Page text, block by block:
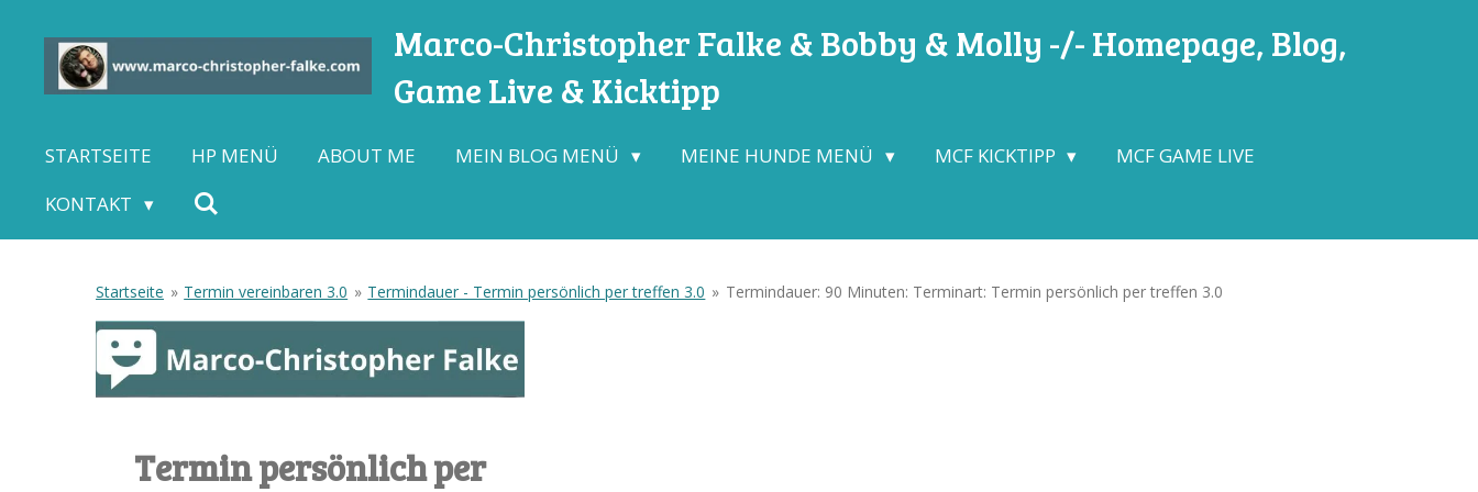
Hauptinhalt
springen
Marco-Christopher Falke & Bobby & Molly -/- Homepage, Blog,
Game Live & Kicktipp
STARTSEITE HP MENÜ ABOUT ME MEIN BLOG MENÜ MEINE HUNDE MENÜ MCF KICKTIPP
MCF GAME LIVE
KONTAKT
Startseite » Termin vereinbaren 3.0 » Termindauer - Termin persönlich per treffen 3.0 » Termindauer: 90 Minuten: Terminart: Termin persönlich per treffen 3.0
Termin persönlich per